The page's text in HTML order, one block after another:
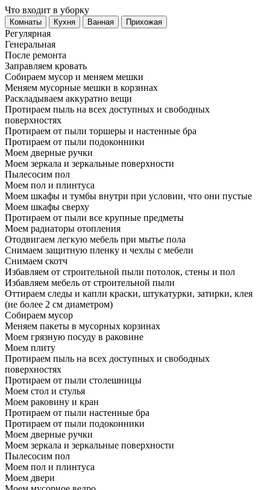
Что входит в уборку
Регу­лярная
Гене­ральная
После ремонта
Заправляем кровать
Собираем мусор и меняем мешки
Меняем мусорные мешки в корзинах
Раскладываем аккуратно вещи
Протираем пыль на всех доступных и свободных
поверхностях
Протираем от пыли торшеры и настенные бра
Протираем от пыли подоконники
Моем дверные ручки
Моем зеркала и зеркальные поверхности
Пылесосим пол
Моем пол и плинтуса
Моем шкафы и тумбы внутри при условии, что они пустые
Моем шкафы сверху
Протираем от пыли все крупные предметы
Моем радиаторы отопления
Отодвигаем легкую мебель при мытье пола
Снимаем защитную пленку и чехлы с мебели
Снимаем скотч
Избавляем от строительной пыли потолок, стены и пол
Избавляем мебель от строительной пыли
Оттираем следы и капли краски, штукатурки, затирки, клея
(не более 2 см диаметром)
Собираем мусор
Меняем пакеты в мусорных корзинах
Моем грязную посуду в раковине
Моем плиту
Протираем пыль на всех доступных и свободных
поверхностях
Протираем от пыли столешницы
Моем стол и стулья
Моем раковину и кран
Протираем от пыли настенные бра
Протираем от пыли подоконники
Моем дверные ручки
Моем зеркала и зеркальные поверхности
Пылесосим пол
Моем пол и плинтуса
Моем двери